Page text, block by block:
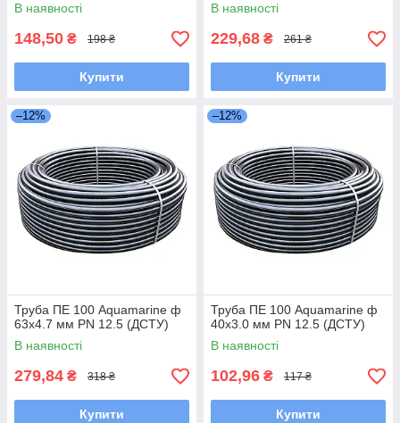
В наявності
148,50 ₴ 198 ₴
Купити
В наявності
229,68 ₴ 261 ₴
Купити
–12%
Труба ПЕ 100 Aquamarine ф
63x4.7 мм PN 12.5 (ДСТУ)
В наявності
279,84 ₴ 318 ₴
Купити
–12%
Труба ПЕ 100 Aquamarine ф
40x3.0 мм PN 12.5 (ДСТУ)
В наявності
102,96 ₴ 117 ₴
Купити